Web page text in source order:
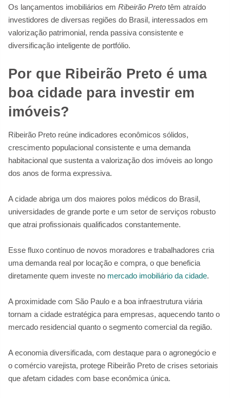
Os lançamentos imobiliários em Ribeirão Preto têm atraído
investidores de diversas regiões do Brasil, interessados em
valorização patrimonial, renda passiva consistente e
diversificação inteligente de portfólio.
Por que Ribeirão Preto é uma
boa cidade para investir em
imóveis?
Ribeirão Preto reúne indicadores econômicos sólidos,
crescimento populacional consistente e uma demanda
habitacional que sustenta a valorização dos imóveis ao longo
dos anos de forma expressiva.
A cidade abriga um dos maiores polos médicos do Brasil,
universidades de grande porte e um setor de serviços robusto
que atrai profissionais qualificados constantemente.
Esse fluxo contínuo de novos moradores e trabalhadores cria
uma demanda real por locação e compra, o que beneficia
diretamente quem investe no mercado imobiliário da cidade.
A proximidade com São Paulo e a boa infraestrutura viária
tornam a cidade estratégica para empresas, aquecendo tanto o
mercado residencial quanto o segmento comercial da região.
A economia diversificada, com destaque para o agronegócio e
o comércio varejista, protege Ribeirão Preto de crises setoriais
que afetam cidades com base econômica única.